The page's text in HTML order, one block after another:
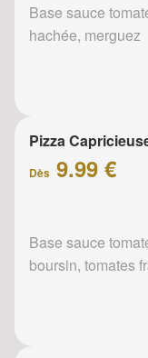
Base sauce
hachée, merguez
Pizza
Dès 9.99 €
Base sauce
boursin, tomates